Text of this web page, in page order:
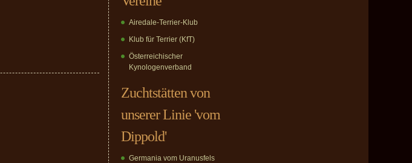
Airedale-Terrier-Klub
Klub für Terrier (KfT)
Österreichischer
Kynologenverband
Zuchtstätten von
unserer Linie 'vom
Dippold'
Germania vom Uranusfels